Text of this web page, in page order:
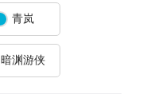
青岚
暗渊游侠